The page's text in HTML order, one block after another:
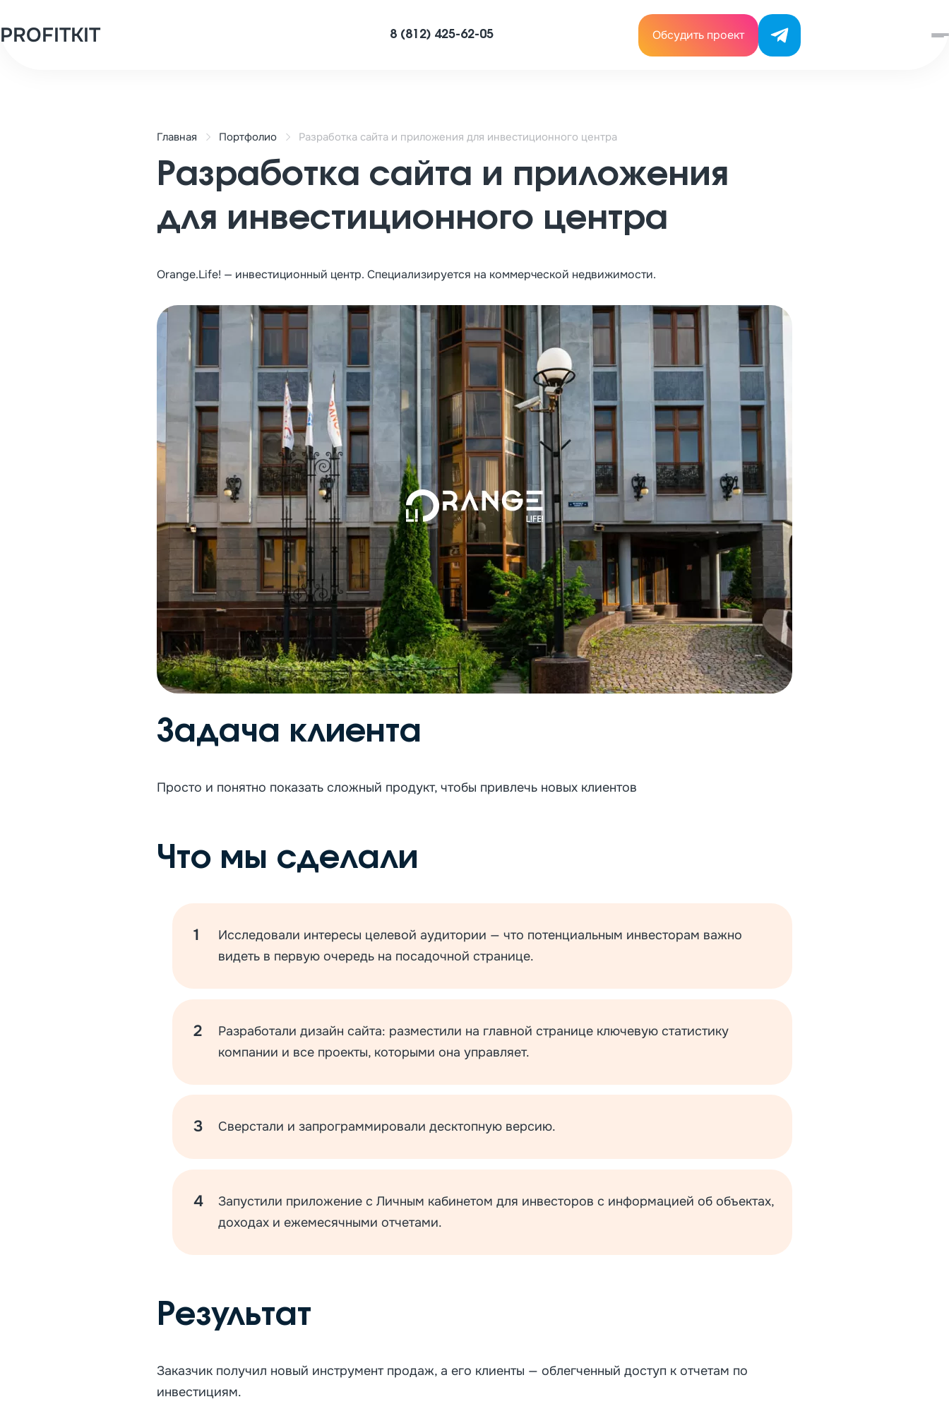
PROFITKIT 8 (812) 425-62-05 Обсудить проект
Главная Портфолио Разработка сайта и приложения для инвестиционного центра
Разработка сайта и приложения
для инвестиционного центра
Orange.Life! — инвестиционный центр. Специализируется на коммерческой недвижимости.
Задача клиента
Просто и понятно показать сложный продукт, чтобы привлечь новых клиентов
Что мы сделали
Исследовали интересы целевой аудитории — что потенциальным инвесторам важно
видеть в первую очередь на посадочной странице.
Разработали дизайн сайта: разместили на главной странице ключевую статистику
компании и все проекты, которыми она управляет.
Сверстали и запрограммировали десктопную версию.
Запустили приложение с Личным кабинетом для инвесторов с информацией об объектах,
доходах и ежемесячными отчетами.
Результат
Заказчик получил новый инструмент продаж, а его клиенты — облегченный доступ к отчетам по
инвестициям.